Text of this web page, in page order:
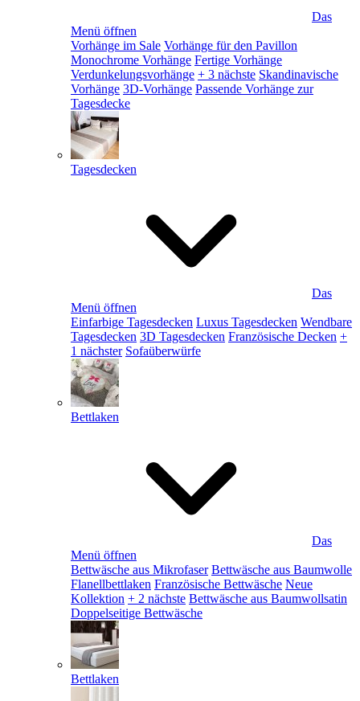
Das
Menü öffnen
Vorhänge im Sale Vorhänge für den Pavillon
Monochrome Vorhänge Fertige Vorhänge
Verdunkelungsvorhänge + 3 nächste Skandinavische
Vorhänge 3D-Vorhänge Passende Vorhänge zur
Tagesdecke
Tagesdecken
Das
Menü öffnen
Einfarbige Tagesdecken Luxus Tagesdecken Wendbare
Tagesdecken 3D Tagesdecken Französische Decken +
1 nächster Sofaüberwürfe
Bettlaken
Das
Menü öffnen
Bettwäsche aus Mikrofaser Bettwäsche aus Baumwolle
Flanellbettlaken Französische Bettwäsche Neue
Kollektion + 2 nächste Bettwäsche aus Baumwollsatin
Doppelseitige Bettwäsche
Bettlaken